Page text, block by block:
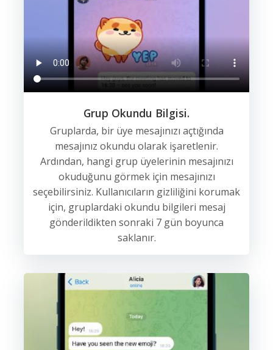
Grup Okundu Bilgisi.
Gruplarda, bir üye mesajınızı açtığında
mesajınız okundu olarak işaretlenir.
Ardından, hangi grup üyelerinin mesajınızı
okuduğunu görmek için mesajınızı
seçebilirsiniz. Kullanıcıların gizliliğini korumak
için, gruplardaki okundu bilgileri mesaj
gönderildikten sonraki 7 gün boyunca
saklanır.